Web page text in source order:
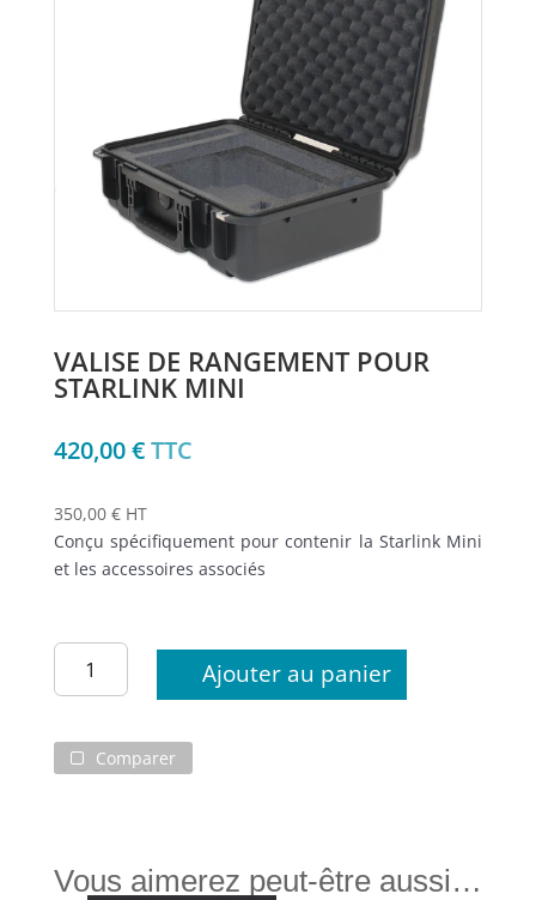
VALISE DE RANGEMENT POUR
STARLINK MINI
420,00€TTC
350,00 € HT
Conçu spécifiquement pour contenir la Starlink Mini
et les accessoires associés
quantité
de
rangement
Ajouter au panier
Comparer
Vous aimerez peut-être aussi…